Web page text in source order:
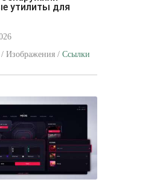
утилиты для
Изображения / Ссылки